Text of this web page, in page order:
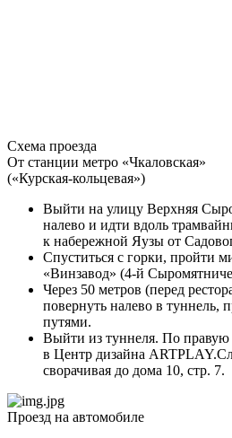
Схема проезда
От станции метро «Чкаловская»
(«Курская-кольцевая»)
Выйти на улицу Верхняя
налево и идти вдоль
к набережной Яузы от
Спуститься с горки, пройти
«Винзавод» (4-й
Через 50 метров (перед
повернуть налево в туннель,
путями.
Выйти из туннеля. По правую
в Центр дизайна
сворачивая до дома 10, стр. 7.
Проезд на автомобиле